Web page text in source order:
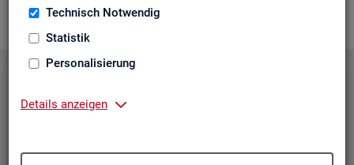
Technisch Notwendig
Statistik
Personalisierung
Details anzeigen
men­ge­stellt.